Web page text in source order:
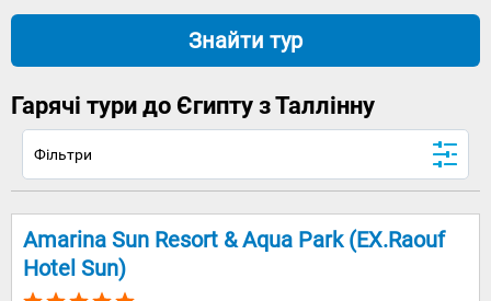
Знайти тур
Гарячі тури до Єгипту з Таллінну
Фільтри
Amarina Sun Resort & Aqua Park (EX.Raouf
Hotel Sun)